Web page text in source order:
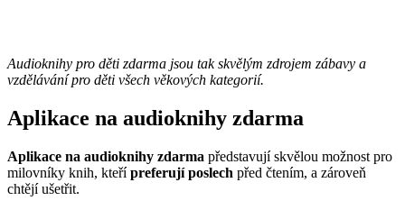
Audioknihy pro děti zdarma jsou tak skvělým zdrojem zábavy a
vzdělávání pro děti všech věkových kategorií.
Aplikace na audioknihy zdarma
Aplikace na audioknihy zdarma představují skvělou možnost pro
milovníky knih, kteřípreferují poslech před čtením, a zároveň
chtějí ušetřit.